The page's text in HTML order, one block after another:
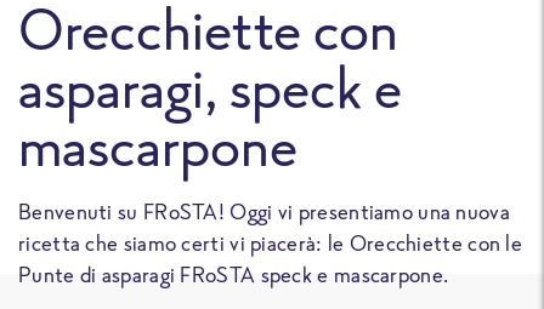
Orecchiette con
asparagi, speck e
mascarpone
Benvenuti su FRoSTA! Oggi vi presentiamo una nuova
ricetta che siamo certi vi piacerà: le Orecchiette con le
Punte di asparagi FRoSTA speck e mascarpone.